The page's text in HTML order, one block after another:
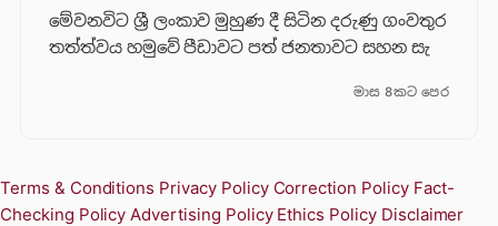
මේවනවිට ශ්‍රී ලංකාව මුහුණ දී සිටින දරුණු ගංවතුර
තත්ත්වය හමුවේ පීඩාවට පත් ජනතාවට සහන සැ
මාස 8කට පෙර
Terms & Conditions Privacy Policy Correction Policy Fact-
Checking Policy Advertising Policy Ethics Policy Disclaimer